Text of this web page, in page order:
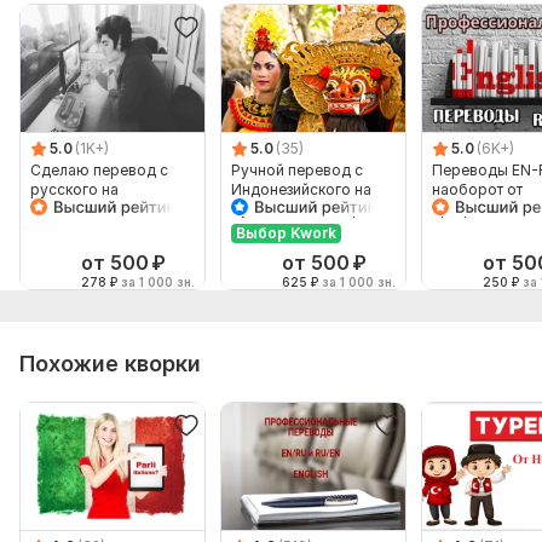
5.0 (1K+)
Сделаю перевод с
русского на
английский и
от 500 ₽
278 ₽ за 1 000 зн.
5.0 (35)
Ручной перевод с
Индонезийского на
Русский и наоборот
Выбор Kwork
от 500 ₽
625 ₽ за 1 000 зн.
5.0 (6K+)
Переводы EN-
наоборот от
от
250 ₽ за
Похожие кворки